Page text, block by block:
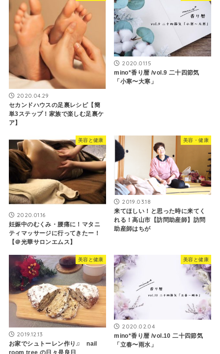
2020.04.29
セカンドハウスの足裏レシピ【簡
単3ステップ！家族で楽しむ足裏ケ
ア】
2020.01.15
mino*香り暦 /vol.9 二十四節気
「小寒〜大寒」
美容と健康
2020.01.16
妊娠中のむくみ・腰痛に！マタニ
ティマッサージに行ってきたー！
【＠光華サロンエムス】
美容・健康
2019.03.18
来てほしい！と思った時に来てく
れる！高山市【訪問助産師】訪問
助産師はちが
美容と健康
2019.12.13
お家でシュトーレン作り♫ nail
room tree の日々是良日
美容と健康
2020.02.04
mino*香り暦 /vol.10 二十四節気
「立春〜雨水」